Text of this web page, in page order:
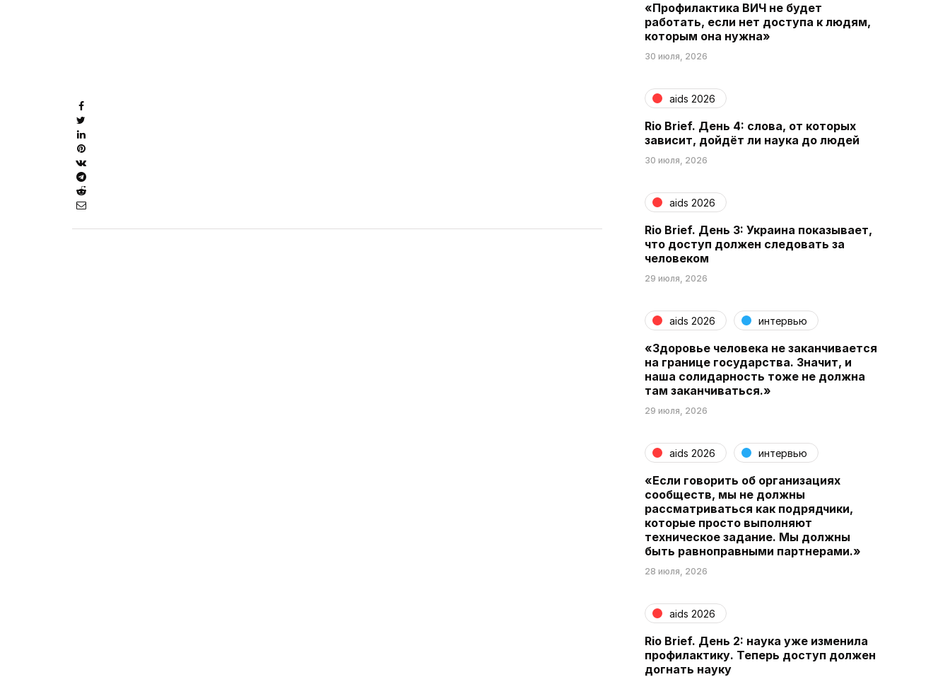
«Профилактика ВИЧ не будет
работать, если нет доступа к людям,
которым она нужна»
30 июля, 2026
aids 2026
Rio Brief. День 4: слова, от которых
зависит, дойдёт ли наука до людей
30 июля, 2026
aids 2026
Rio Brief. День 3: Украина показывает,
что доступ должен следовать за
человеком
29 июля, 2026
aids 2026 интервью
«Здоровье человека не заканчивается
на границе государства. Значит, и
наша солидарность тоже не должна
там заканчиваться.»
29 июля, 2026
aids 2026 интервью
«Если говорить об организациях
сообществ, мы не должны
рассматриваться как подрядчики,
которые просто выполняют
техническое задание. Мы должны
быть равноправными партнерами.»
28 июля, 2026
aids 2026
Rio Brief. День 2: наука уже изменила
профилактику. Теперь доступ должен
догнать науку